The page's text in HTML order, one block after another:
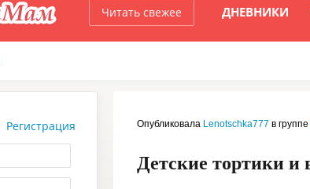
Читать свежее ДНЕВНИКИ
Опубликовала Lenotschka777 в группе
Детские тортики и
Регистрация